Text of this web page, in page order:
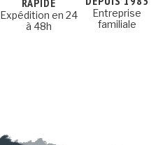
RAPIDE
Expédition en 24
à 48h
Entreprise
familiale